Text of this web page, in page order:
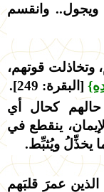
وانقسم
وتخاذلت قوتهم،
[البقرة: 249].
كحال أي
ينقطع في
يخذِّلُ ويُثبِّط.
عمرَ قلبَهم